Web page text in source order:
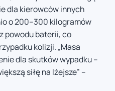
dla kierowców innych
o 200–300 kilogramów
powodu baterii, co
kolizji. „Masa
dla skutków wypadku –
siłę na lżejsze” –